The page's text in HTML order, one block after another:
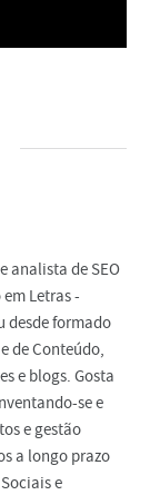
analista de SEO
Letras -
desde formado
de Conteúdo,
e blogs. Gosta
se e
e gestão
a longo prazo
e